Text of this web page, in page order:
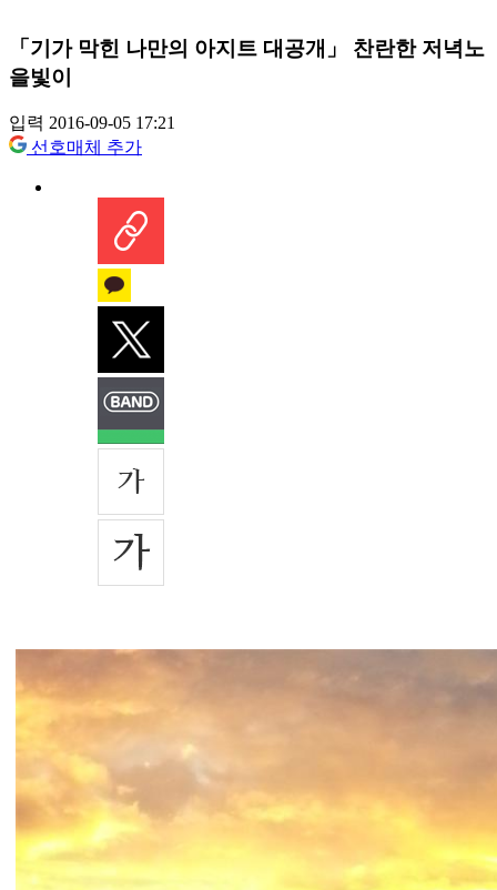
「기가 막힌 나만의 아지트 대공개」 찬란한 저녁노
을빛이
입력 2016-09-05 17:21
선호매체 추가